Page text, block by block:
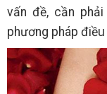
vấn đề, cần
phương pháp